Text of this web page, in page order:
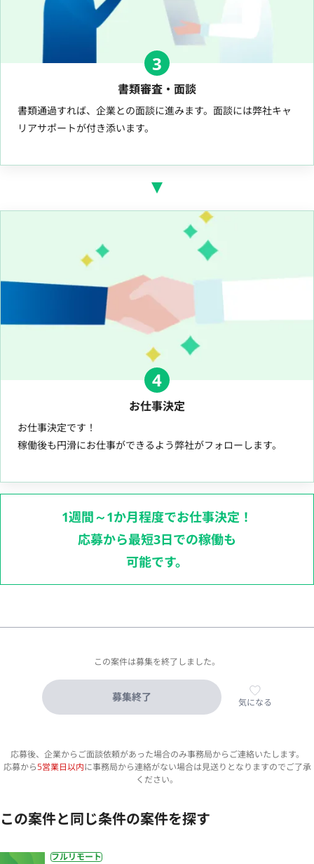
3
書類審査・面談
書類通過すれば、企業との面談に進みます。面談には弊社キャ
リアサポートが付き添います。
4
お仕事決定
お仕事決定です！
稼働後も円滑にお仕事ができるよう弊社がフォローします。
1週間～1か月程度でお仕事決定！
応募から最短3日での稼働も
可能です。
この案件は募集を終了しました。
募集終了 気になる
応募後、企業からご面談依頼があった場合のみ事務局からご連絡いたします。
応募から5営業日以内に事務局から連絡がない場合は見送りとなりますのでご了承
ください。
この案件と同じ条件の案件を探す
フルリモート